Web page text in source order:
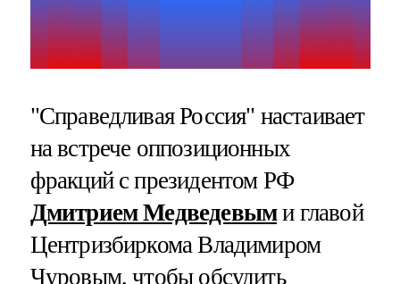
"Справедливая Россия" настаивает
на встрече оппозиционных
фракций с президентом РФ
Дмитрием Медведевыми главой
Центризбиркома Владимиром
Чуровым, чтобы обсудить